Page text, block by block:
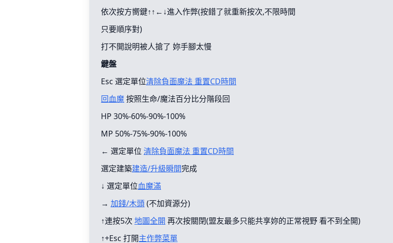
依次按方嚮鍵↑↑←↓進入作弊(按錯了就重新按次,不限時間
只要順序對)
打不開說明被人搶了 妳手腳太慢
鍵盤
Esc 選定單位清除負面魔法 重置CD時間
回血魔按照生命/魔法百分比分階段回
HP 30%-60%-90%-100%
MP 50%-75%-90%-100%
← 選定單位 清除負面魔法 重置CD時間
選定建築建造/升級瞬間完成
↓ 選定單位血魔滿
→ 加錢/木頭(不加資源分)
↑連按5次 地圖全開 再次按關閉(盟友最多只能共享妳的正常視野 看不到全開)
↑+Esc 打開主作弊菜單